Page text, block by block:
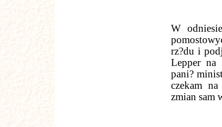
W
rz?du i
Lepper na
pani?
czekam
zmian sam